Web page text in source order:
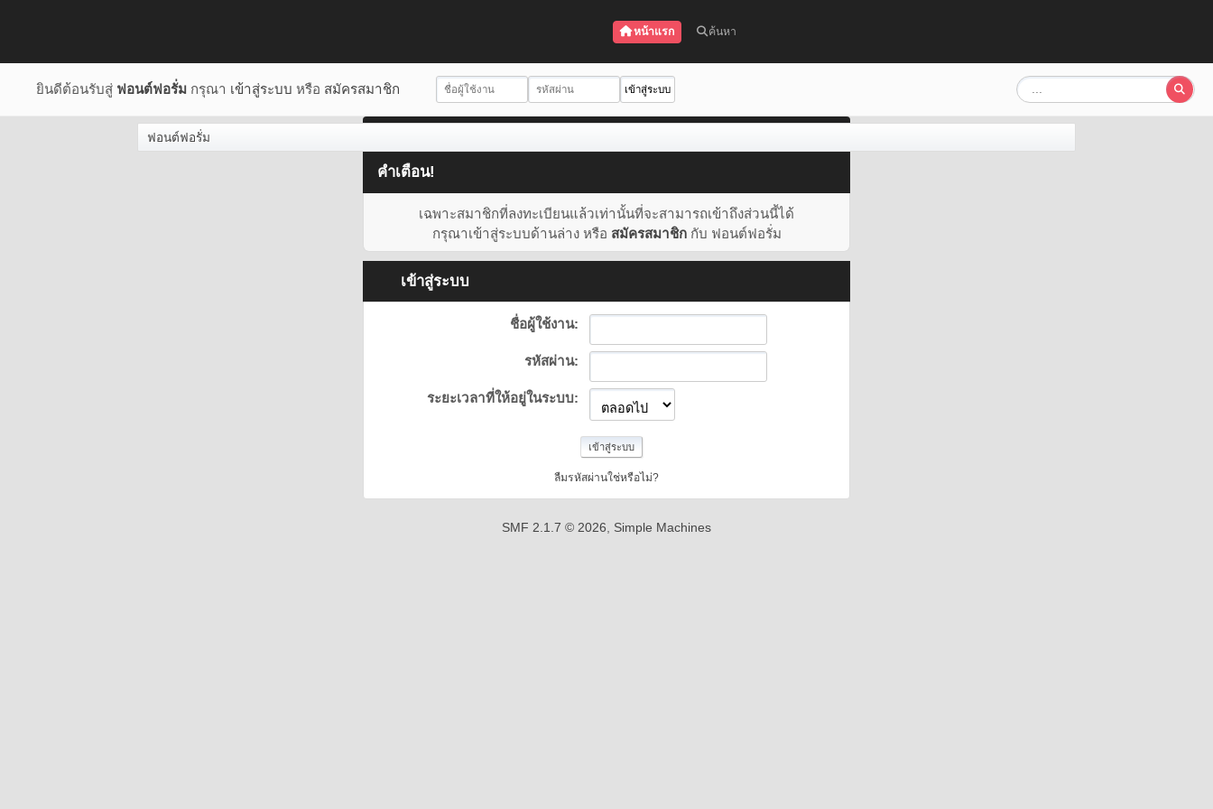
หน้าแรก ค้นหา
ยินดีต้อนรับสู่ ฟอนต์ฟอรั่ม กรุณา เข้าสู่ระบบ หรือ สมัครสมาชิก
ฟอนต์ฟอรั่ม
คำเตือน!
เฉพาะสมาชิกที่ลงทะเบียนแล้วเท่านั้นที่จะสามารถเข้าถึงส่วนนี้ได้
กรุณาเข้าสู่ระบบด้านล่าง หรือ สมัครสมาชิกกับ ฟอนต์ฟอรั่ม
เข้าสู่ระบบ
ชื่อผู้ใช้งาน:
รหัสผ่าน:
ระยะเวลาที่ให้อยู่ในระบบ:
ลืมรหัสผ่านใช่หรือไม่?
SMF 2.1.7 © 2026, Simple Machines